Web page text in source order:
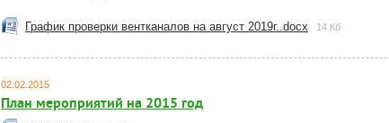
График проверки вентканалов на август 2019г..docx 14 Кб
02.02.2015
План мероприятий на 2015 год